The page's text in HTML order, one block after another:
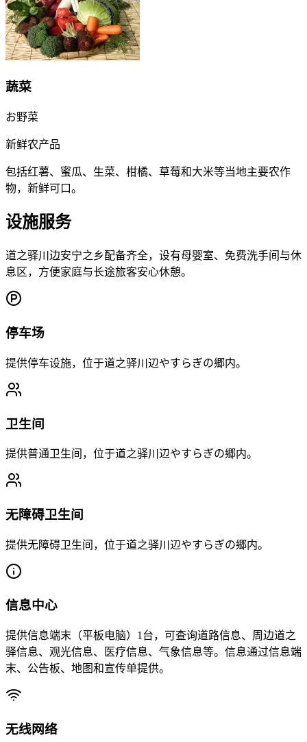
蔬菜
お野菜
新鲜农产品
包括红薯、蜜瓜、生菜、柑橘、草莓和大米等当地主要农作
物，新鲜可口。
设施服务
道之驿川边安宁之乡配备齐全，设有母婴室、免费洗手间与休
息区，方便家庭与长途旅客安心休憩。
停车场
提供停车设施，位于道之驿川辺やすらぎの郷内。
卫生间
提供普通卫生间，位于道之驿川辺やすらぎの郷内。
无障碍卫生间
提供无障碍卫生间，位于道之驿川辺やすらぎの郷内。
信息中心
提供信息端末（平板电脑）1台，可查询道路信息、周边道之
驿信息、观光信息、医疗信息、气象信息等。信息通过信息端
末、公告板、地图和宣传单提供。
无线网络